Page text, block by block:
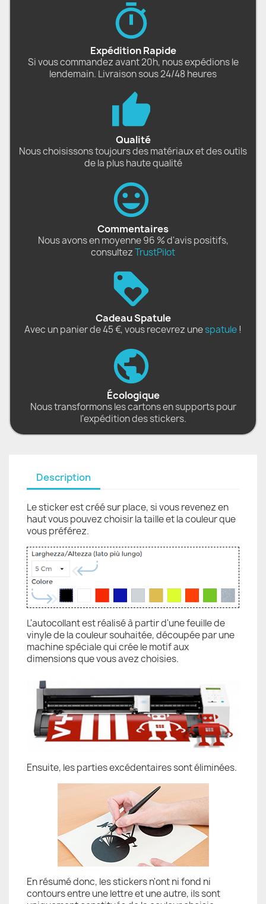
Expédition Rapide
Si vous commandez avant 20h, nous expédions le
lendemain. Livraison sous 24/48 heures
Qualité
Nous choisissons toujours des matériaux et des outils
de la plus haute qualité
Commentaires
Nous avons en moyenne 96 % d'avis positifs,
consultezTrustPilot
Cadeau Spatule
Avec un panier de 45 €, vous recevrez unespatule !
Écologique
Nous transformons les cartons en supports pour
l'expédition des stickers.
Description
Le sticker est créé sur place, si vous revenez en
haut vous pouvez choisir la taille et la couleur que
vous préférez.
L'autocollant est réalisé à partir d'une feuille de
vinyle de la couleur souhaitée, découpée par une
machine spéciale qui crée le motif aux
dimensions que vous avez choisies.
Ensuite, les parties excédentaires sont éliminées.
En résumé donc, les stickers n'ont ni fond ni
contours entre une lettre et une autre, ils sont